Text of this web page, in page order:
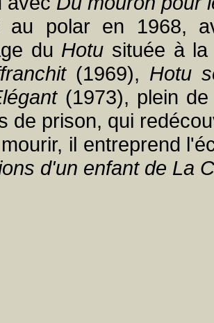
au polar en 1968,
du Hotu située à
(1969), Hotu
(1973), plein de
de prison, qui
il entreprend
d'un enfant de La